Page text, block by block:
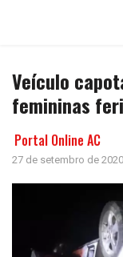
Veículo
femininas
Portal Online AC
27 de setembro de 2020